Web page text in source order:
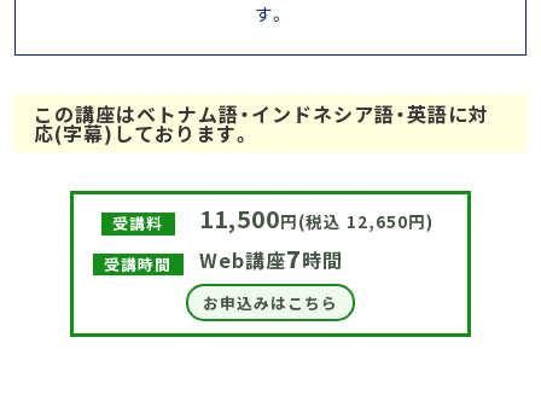
す。
この講座はベトナム語・インドネシア語・英語に対
応(字幕)しております。
受講料 11,500円(税込 12,650円)
受講時間 Web講座7時間
お申込みはこちら